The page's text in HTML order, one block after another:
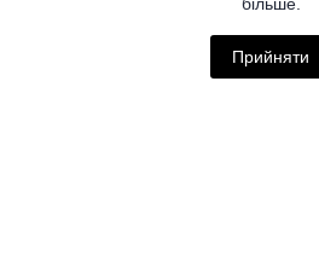
Прийняти